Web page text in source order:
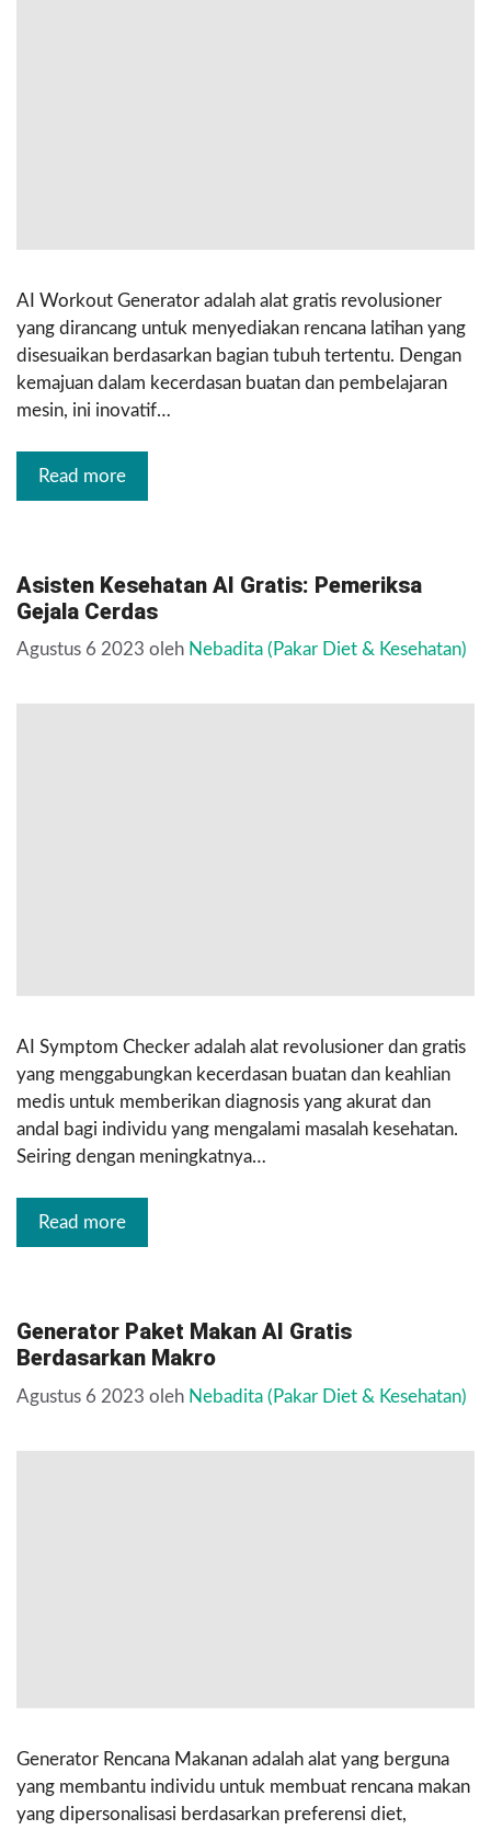
AI Workout Generator adalah alat gratis revolusioner
yang dirancang untuk menyediakan rencana latihan yang
disesuaikan berdasarkan bagian tubuh tertentu. Dengan
kemajuan dalam kecerdasan buatan dan pembelajaran
mesin, ini inovatif…
Read more
Asisten Kesehatan AI Gratis: Pemeriksa
Gejala Cerdas
Agustus 6 2023 oleh Nebadita (Pakar Diet & Kesehatan)
AI Symptom Checker adalah alat revolusioner dan gratis
yang menggabungkan kecerdasan buatan dan keahlian
medis untuk memberikan diagnosis yang akurat dan
andal bagi individu yang mengalami masalah kesehatan.
Seiring dengan meningkatnya…
Read more
Generator Paket Makan AI Gratis
Berdasarkan Makro
Agustus 6 2023 oleh Nebadita (Pakar Diet & Kesehatan)
Generator Rencana Makanan adalah alat yang berguna
yang membantu individu untuk membuat rencana makan
yang dipersonalisasi berdasarkan preferensi diet,